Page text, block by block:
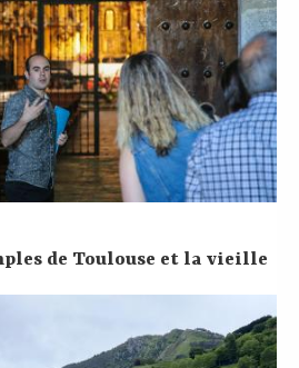
de Toulouse et la vieille